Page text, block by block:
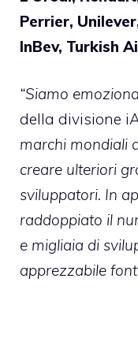
Perrier,
InBev, Turkish
“Siamo
della divisione
marchi mondiali
creare ulteriori
sviluppatori. In
raddoppiato il
e migliaia di
apprezzabile